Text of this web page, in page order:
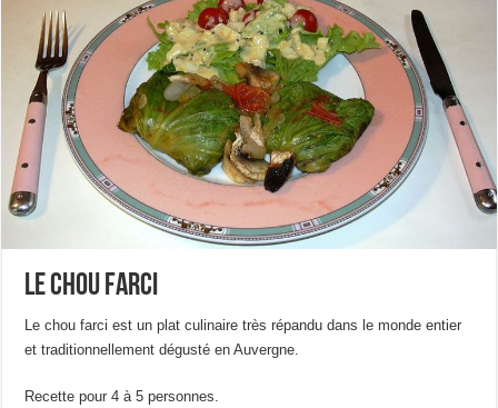
Le chou farci
Le chou farci est un plat culinaire très répandu dans le monde entier
et traditionnellement dégusté en Auvergne.
Recette pour 4 à 5 personnes.